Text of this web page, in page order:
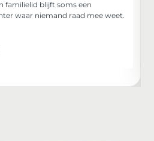
familielid blijft soms een
waar niemand raad mee weet.